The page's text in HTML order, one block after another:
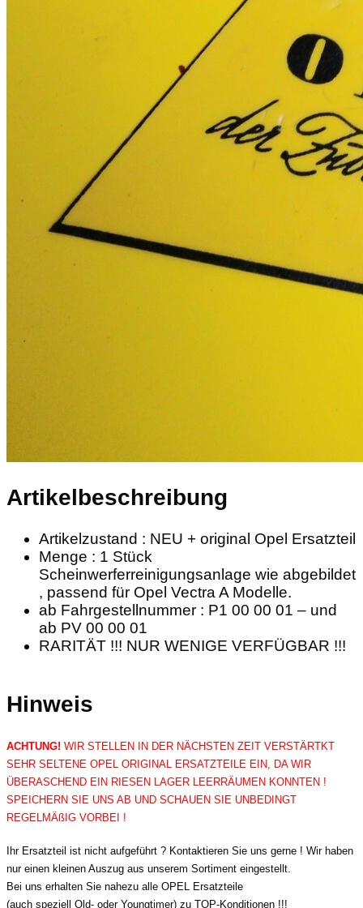
Artikelbeschreibung
Artikelzustand : NEU + original Opel Ersatzteil
Menge : 1 Stück
Scheinwerferreinigungsanlage wie abgebildet
, passend für Opel Vectra A Modelle.
ab Fahrgestellnummer : P1 00 00 01 – und
ab PV 00 00 01
RARITÄT !!! NUR WENIGE VERFÜGBAR !!!
Hinweis
ACHTUNG! WIR STELLEN IN DER NÄCHSTEN ZEIT VERSTÄRTKT
SEHR SELTENE OPEL ORIGINAL ERSATZTEILE EIN, DA WIR
ÜBERASCHEND EIN RIESEN LAGER LEERRÄUMEN KONNTEN !
SPEICHERN SIE UNS AB UND SCHAUEN SIE UNBEDINGT
REGELMÄßIG VORBEI !
Ihr Ersatzteil ist nicht aufgeführt ? Kontaktieren Sie uns gerne ! Wir haben
nur einen kleinen Auszug aus unserem Sortiment eingestellt.
Bei uns erhalten Sie nahezu alle OPEL Ersatzteile
(auch speziell Old- oder Youngtimer) zu TOP-Konditionen !!!